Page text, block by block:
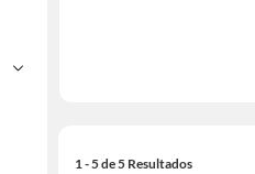
1 - 5 de 5 Resultados